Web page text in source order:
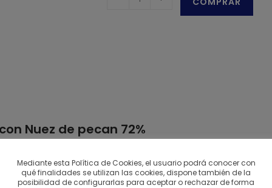
Nuez de pecan 72%
de Comptoir du Cacao, nuez pecán, 72%, tiene un
Cacao
Mediante esta Política de Cookies, el usuario podrá conocer con
qué finalidades se utilizan las cookies, dispone también de la
posibilidad de configurarlas para aceptar o rechazar de forma